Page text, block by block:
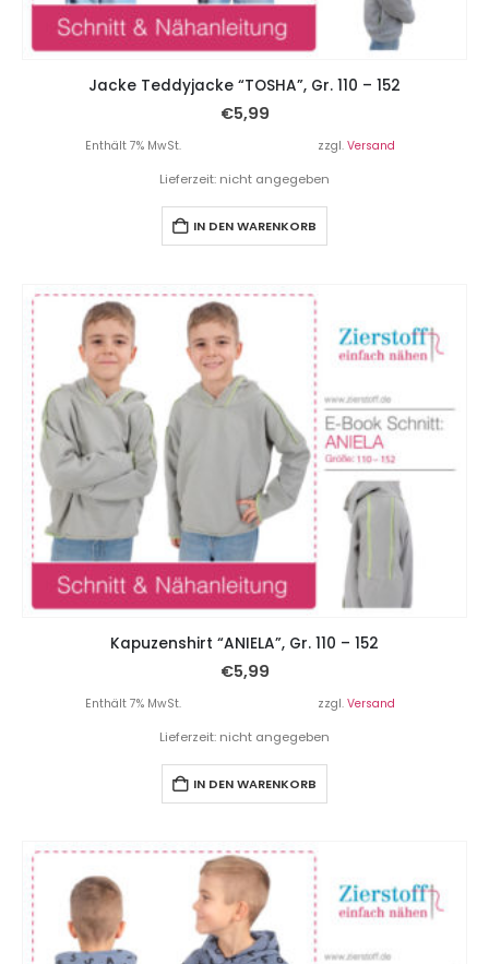
Jacke Teddyjacke “TOSHA”, Gr. 110 – 152
€5,99
Enthält 7% MwSt. zzgl. Versand
Lieferzeit: nicht angegeben
IN DEN WARENKORB
Kapuzenshirt “ANIELA”, Gr. 110 – 152
€5,99
Enthält 7% MwSt. zzgl. Versand
Lieferzeit: nicht angegeben
IN DEN WARENKORB